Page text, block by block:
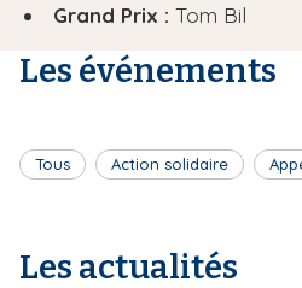
Grand Prix : Tom Bil
Les événements
Tous Action solidaire
Les actualités